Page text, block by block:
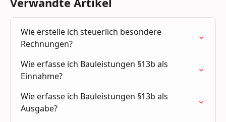
Wie erstelle ich steuerlich besondere
Rechnungen?
Wie erfasse ich Bauleistungen §13b als
Einnahme?
Wie erfasse ich Bauleistungen §13b als
Ausgabe?